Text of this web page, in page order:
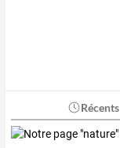
Récents